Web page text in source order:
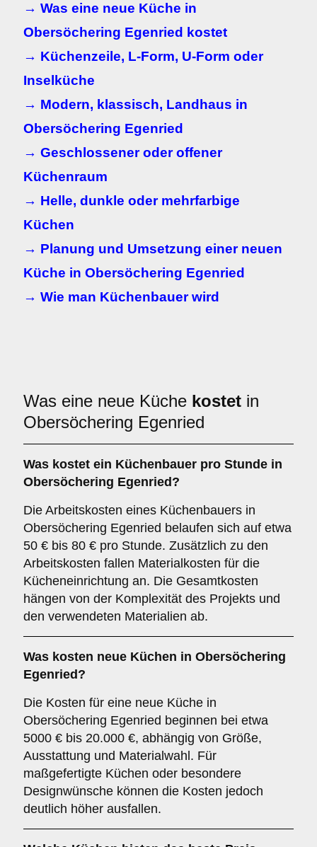
→ Was eine neue Küche in
Obersöchering Egenried kostet
→ Küchenzeile, L-Form, U-Form oder
Inselküche
→ Modern, klassisch, Landhaus in
Obersöchering Egenried
→ Geschlossener oder offener
Küchenraum
→ Helle, dunkle oder mehrfarbige
Küchen
→ Planung und Umsetzung einer neuen
Küche in Obersöchering Egenried
→ Wie man Küchenbauer wird
Was eine neue Küche kostet in
Obersöchering Egenried
Was kostet ein Küchenbauer pro Stunde in
Obersöchering Egenried?
Die Arbeitskosten eines Küchenbauers in
Obersöchering Egenried belaufen sich auf etwa
50 € bis 80 € pro Stunde. Zusätzlich zu den
Arbeitskosten fallen Materialkosten für die
Kücheneinrichtung an. Die Gesamtkosten
hängen von der Komplexität des Projekts und
den verwendeten Materialien ab.
Was kosten neue Küchen in Obersöchering
Egenried?
Die Kosten für eine neue Küche in
Obersöchering Egenried beginnen bei etwa
5000 € bis 20.000 €, abhängig von Größe,
Ausstattung und Materialwahl. Für
maßgefertigte Küchen oder besondere
Designwünsche können die Kosten jedoch
deutlich höher ausfallen.